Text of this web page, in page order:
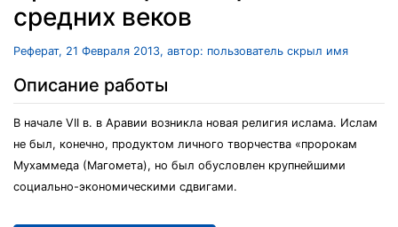
средних веков
Реферат, 21 Февраля 2013, автор: пользователь скрыл имя
Описание работы
В начале VII в. в Аравии возникла новая религия ислама. Ислам
не был, конечно, продуктом личного творчества «пророкам
Мухаммеда (Магомета), но был обусловлен крупнейшими
социально-экономическими сдвигами.